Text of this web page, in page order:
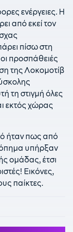
ενέργειες. Η
από εκεί τον
πίσω στη
προσπάθειές
της Λοκομοτίβ
τη στιγμή όλες
εκτός χώρας
ήταν πως από
υπήρξαν
ομάδας, έτσι
Εικόνες,
παίκτες.